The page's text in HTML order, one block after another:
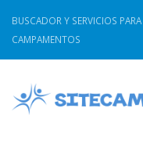
Esta web utiliza
navegación y ofrecerle un
BUSCADOR Y SERVICIOS PARA
CAMPAMENTOS